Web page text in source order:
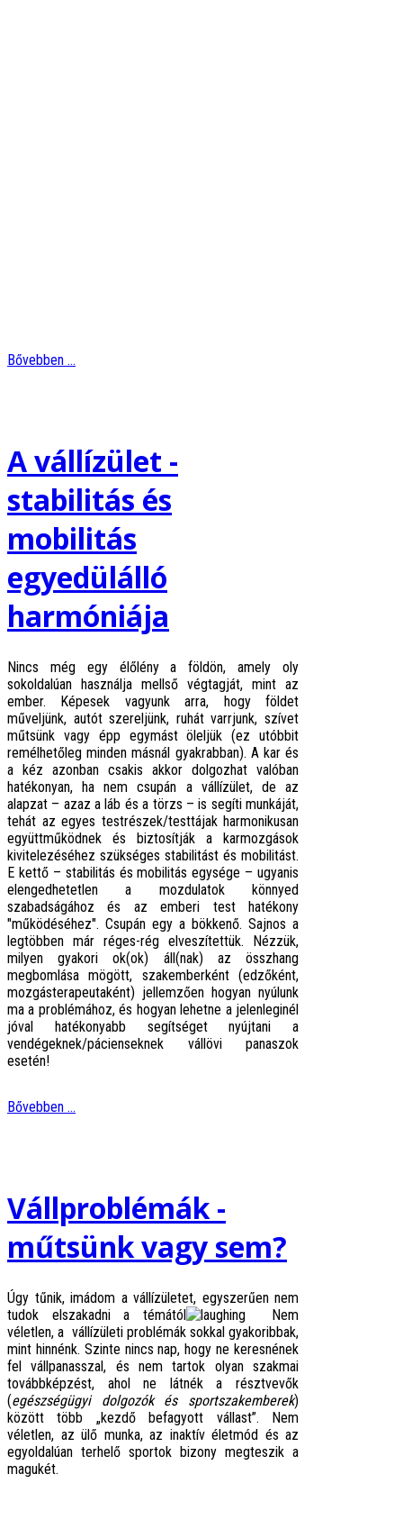
Bővebben ...
A vállízület -
stabilitás és
mobilitás
egyedülálló
harmóniája
Nincs még egy élőlény a földön, amely oly
sokoldalúan használja mellső végtagját, mint az
ember. Képesek vagyunk arra, hogy földet
műveljünk, autót szereljünk, ruhát varrjunk, szívet
műtsünk vagy épp egymást öleljük (ez utóbbit
remélhetőleg minden másnál gyakrabban). A kar és
a kéz azonban csakis akkor dolgozhat valóban
hatékonyan, ha nem csupán a vállízület, de az
alapzat – azaz a láb és a törzs – is segíti munkáját,
tehát az egyes testrészek/testtájak harmonikusan
együttműködnek és biztosítják a karmozgások
kivitelezéséhez szükséges stabilitást és mobilitást.
E kettő – stabilitás és mobilitás egysége – ugyanis
elengedhetetlen a mozdulatok könnyed
szabadságához és az emberi test hatékony
"működéséhez". Csupán egy a bökkenő. Sajnos a
legtöbben már réges-rég elveszítettük. Nézzük,
milyen gyakori ok(ok) áll(nak) az összhang
megbomlása mögött, szakemberként (edzőként,
mozgásterapeutaként) jellemzően hogyan nyúlunk
ma a problémához, és hogyan lehetne a jelenleginél
jóval hatékonyabb segítséget nyújtani a
vendégeknek/pácienseknek vállövi panaszok
esetén!
Bővebben ...
Vállproblémák -
műtsünk vagy sem?
Úgy tűnik, imádom a vállízületet, egyszerűen nem
tudok elszakadni a témától
Nem
véletlen, a vállízületi problémák sokkal gyakoribbak,
mint hinnénk. Szinte nincs nap, hogy ne keresnének
fel vállpanasszal, és nem tartok olyan szakmai
továbbképzést, ahol ne látnék a résztvevők
(egészségügyi dolgozók és sportszakemberek)
között több „kezdő befagyott vállast”. Nem
véletlen, az ülő munka, az inaktív életmód és az
egyoldalúan terhelő sportok bizony megteszik a
magukét.